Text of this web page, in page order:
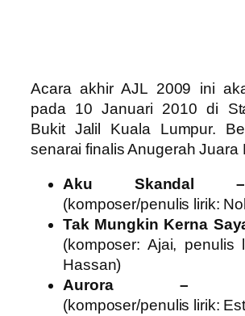
Acara akhir AJL 2009 ini
pada 10 Januari 2010 di
Bukit Jalil Kuala Lumpur.
senarai finalis Anugerah Juara
Aku Skandal
(komposer/penulis lirik:
Tak Mungkin Kerna
(komposer: Ajai, penulis
Hassan)
Aurora –
(komposer/penulis lirik: